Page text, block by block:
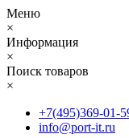
Меню
×
Информация
×
Поиск товаров
×
+7(495)369-01-
info@port-it.ru